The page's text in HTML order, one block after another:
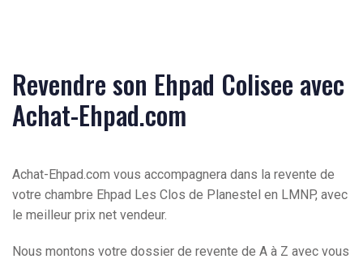
Revendre son Ehpad Colisee avec
Achat-Ehpad.com
Achat-Ehpad.com vous accompagnera dans la revente de
votre chambre Ehpad Les Clos de Planestel en LMNP, avec
le meilleur prix net vendeur.
Nous montons votre dossier de revente de A à Z avec vous